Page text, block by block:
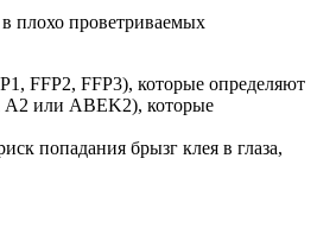
плохо проветриваемых
FFP2, FFP3), которые определяют
A2 или ABEK2), которые
попадания брызг клея в глаза,